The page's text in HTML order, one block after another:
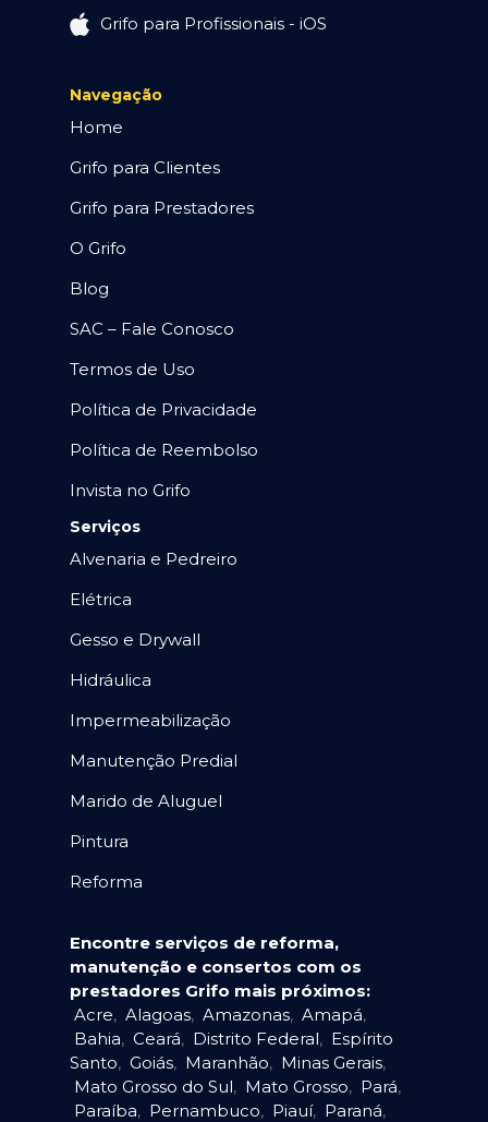
Grifo para Profissionais - iOS
Navegação
Home
Grifo para Clientes
Grifo para Prestadores
O Grifo
Blog
SAC – Fale Conosco
Termos de Uso
Política de Privacidade
Política de Reembolso
Invista no Grifo
Serviços
Alvenaria e Pedreiro
Elétrica
Gesso e Drywall
Hidráulica
Impermeabilização
Manutenção Predial
Marido de Aluguel
Pintura
Reforma
Encontre serviços de reforma,
manutenção e consertos com os
prestadores Grifo mais próximos:
Acre, Alagoas, Amazonas, Amapá,
Bahia, Ceará, Distrito Federal, Espírito
Santo, Goiás, Maranhão, Minas Gerais,
Mato Grosso do Sul, Mato Grosso, Pará,
Paraíba, Pernambuco, Piauí, Paraná,